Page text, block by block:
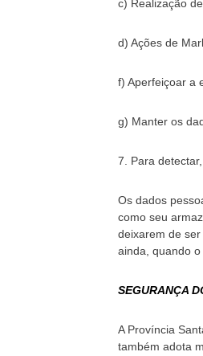
c) Realização
d) Ações de
f) Aperfeiçoar a
g) Manter os
7. Para
Os dados
como seu
deixarem de
ainda, quando
SEGURANÇA
A Província
também adota